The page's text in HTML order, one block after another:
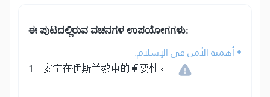
ಈ ಪುಟದಲ್ಲಿರುವ ವಚನಗಳ ಉಪಯೋಗಗಳು:
• أهمية الأمن في الإسلام.
1－安宁在伊斯兰教中的重要性。